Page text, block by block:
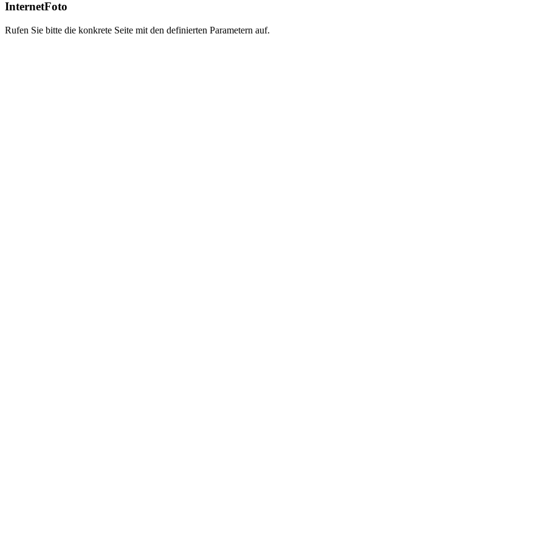
InternetFoto
Rufen Sie bitte die konkrete Seite mit den definierten Parametern auf.